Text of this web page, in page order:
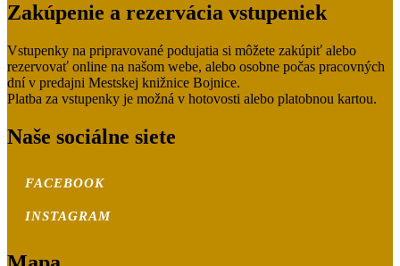
Zakúpenie a rezervácia vstupeniek
Vstupenky na pripravované podujatia si môžete zakúpiť alebo
rezervovať online na našom webe, alebo osobne počas pracovných
dní v predajni Mestskej knižnice Bojnice.
Platba za vstupenky je možná v hotovosti alebo platobnou kartou.
Naše sociálne siete
FACEBOOK
INSTAGRAM